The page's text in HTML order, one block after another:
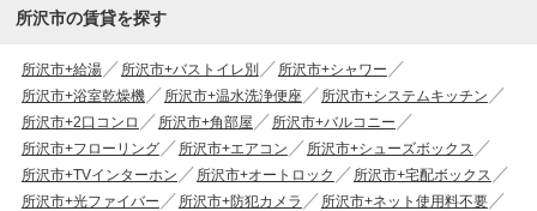
所沢市の賃貸を探す
所沢市+給湯 所沢市+バストイレ別
所沢市+シャワー
所沢市+浴室乾燥機
所沢市+温水洗浄便座
所沢市+システムキッチン
所沢市+2口コンロ
所沢市+角部屋
所沢市+バルコニー
所沢市+フローリング
所沢市+エアコン
所沢市+シューズボックス
所沢市+TVインターホン
所沢市+オートロック
所沢市+宅配ボックス
所沢市+光ファイバー
所沢市+防犯カメラ
所沢市+ネット使用料不要